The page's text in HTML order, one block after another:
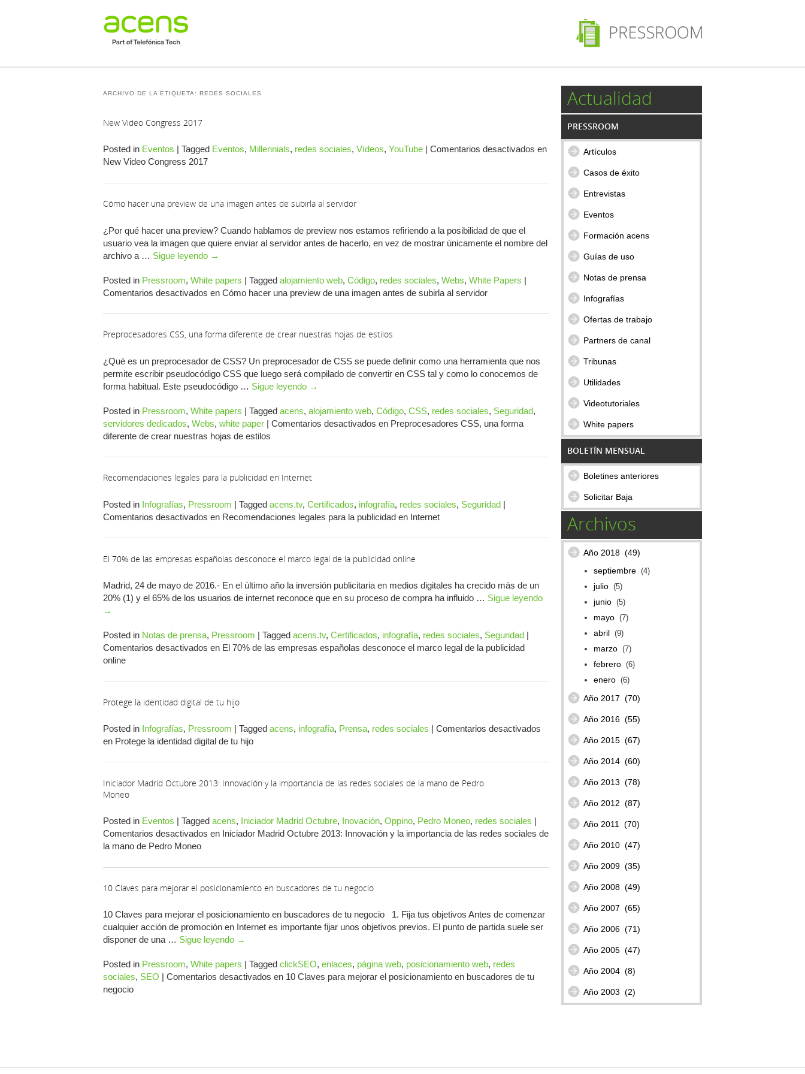
ARCHIVO DE LA ETIQUETA: REDES SOCIALES
New Video Congress 2017
Posted in Eventos | Tagged Eventos, Millennials, redes sociales, Vídeos, YouTube | Comentarios desactivados en
New Video Congress 2017
Cómo hacer una preview de una imagen antes de subirla al servidor
¿Por qué hacer una preview? Cuando hablamos de preview nos estamos refiriendo a la posibilidad de que el
usuario vea la imagen que quiere enviar al servidor antes de hacerlo, en vez de mostrar únicamente el nombre del
archivo a … Sigue leyendo →
Posted in Pressroom, White papers | Tagged alojamiento web, Código, redes sociales, Webs, White Papers |
Comentarios desactivados en Cómo hacer una preview de una imagen antes de subirla al servidor
Preprocesadores CSS, una forma diferente de crear nuestras hojas de estilos
¿Qué es un preprocesador de CSS? Un preprocesador de CSS se puede definir como una herramienta que nos
permite escribir pseudocódigo CSS que luego será compilado de convertir en CSS tal y como lo conocemos de
forma habitual. Este pseudocódigo … Sigue leyendo →
Posted in Pressroom, White papers | Tagged acens, alojamiento web, Código, CSS, redes sociales, Seguridad,
servidores dedicados, Webs, white paper | Comentarios desactivados en Preprocesadores CSS, una forma
diferente de crear nuestras hojas de estilos
Recomendaciones legales para la publicidad en Internet
Posted in Infografías, Pressroom | Tagged acens.tv, Certificados, infografía, redes sociales, Seguridad |
Comentarios desactivados en Recomendaciones legales para la publicidad en Internet
El 70% de las empresas españolas desconoce el marco legal de la publicidad online
Madrid, 24 de mayo de 2016.- En el último año la inversión publicitaria en medios digitales ha crecido más de un
20% (1) y el 65% de los usuarios de internet reconoce que en su proceso de compra ha influido … Sigue leyendo
→
Posted in Notas de prensa, Pressroom | Tagged acens.tv, Certificados, infografía, redes sociales, Seguridad |
Comentarios desactivados en El 70% de las empresas españolas desconoce el marco legal de la publicidad
online
Protege la identidad digital de tu hijo
Posted in Infografías, Pressroom | Tagged acens, infografía, Prensa, redes sociales | Comentarios desactivados
en Protege la identidad digital de tu hijo
Iniciador Madrid Octubre 2013: Innovación y la importancia de las redes sociales de la mano de Pedro
Moneo
Posted in Eventos | Tagged acens, Iniciador Madrid Octubre, Inovación, Oppino, Pedro Moneo, redes sociales |
Comentarios desactivados en Iniciador Madrid Octubre 2013: Innovación y la importancia de las redes sociales de
la mano de Pedro Moneo
10 Claves para mejorar el posicionamiento en buscadores de tu negocio
10 Claves para mejorar el posicionamiento en buscadores de tu negocio 1. Fija tus objetivos Antes de comenzar
cualquier acción de promoción en Internet es importante fijar unos objetivos previos. El punto de partida suele ser
disponer de una … Sigue leyendo →
Posted in Pressroom, White papers | Tagged clickSEO, enlaces, página web, posicionamiento web, redes
sociales, SEO | Comentarios desactivados en 10 Claves para mejorar el posicionamiento en buscadores de tu
negocio
Actualidad
PRESSROOM
Artículos
Casos de éxito
Entrevistas
Eventos
Formación acens
Guías de uso
Notas de prensa
Infografías
Ofertas de trabajo
Partners de canal
Tribunas
Utilidades
Videotutoriales
White papers
BOLETÍN MENSUAL
Boletines anteriores
Solicitar Baja
Archivos
Año 2018 (49)
septiembre (4)
julio (5)
junio (5)
mayo (7)
abril (9)
marzo (7)
febrero (6)
enero (6)
Año 2017 (70)
Año 2016 (55)
Año 2015 (67)
Año 2014 (60)
Año 2013 (78)
Año 2012 (87)
Año 2011 (70)
Año 2010 (47)
Año 2009 (35)
Año 2008 (49)
Año 2007 (65)
Año 2006 (71)
Año 2005 (47)
Año 2004 (8)
Año 2003 (2)